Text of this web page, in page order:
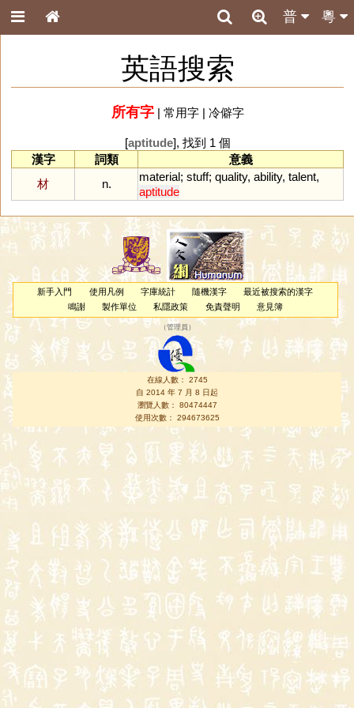
粵
普
英語搜索
所有字| 常用字| 冷僻字
[aptitude], 找到 1 個
漢字
詞類
意義
材
n.
material; stuff; quality, ability, talent,
aptitude
新手入門 使用凡例 字庫統計 隨機漢字
最近被搜索的漢字
鳴謝
製作單位 私隱政策 免責聲明 意見簿
（管理員 ）
在線人數： 2745
自 2014 年 7 月 8 日起
瀏覽人數： 80474447
使用次數： 294673625